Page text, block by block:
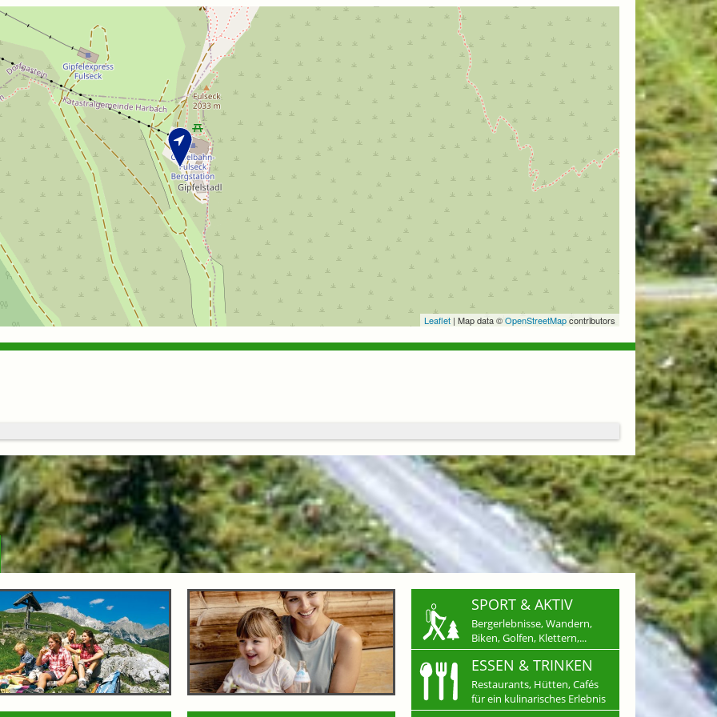
Leaflet | Map data ©OpenStreetMapcontributors
SPORT & AKTIV
Bergerlebnisse, Wandern,
Biken, Golfen, Klettern,...
ESSEN & TRINKEN
Restaurants, Hütten, Cafés
für ein kulinarisches Erlebnis